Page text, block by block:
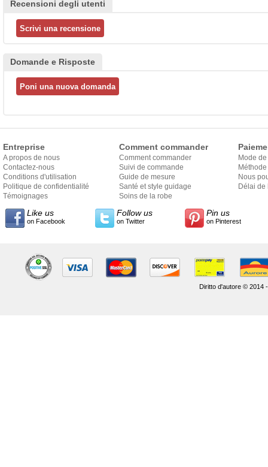
Recensioni degli utenti
Domande e Risposte
Entreprise
A propos de nous
Contactez-nous
Conditions d'utilisation
Politique de confidentialité
Témoignages
Comment commander
Comment commander
Suivi de commande
Guide de mesure
Santé et style guidage
Soins de la robe
Mode
Nous
Délai de
Like us
on Facebook
Follow us
on Twitter
Pin us
on Pinterest
Diritto d'autore © 2014